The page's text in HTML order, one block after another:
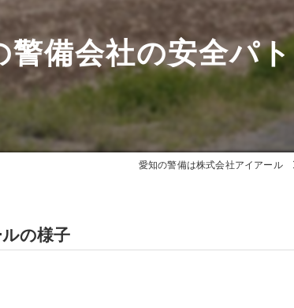
警備会社の安全パ
愛知の警備は株式会社アイアール
の様子